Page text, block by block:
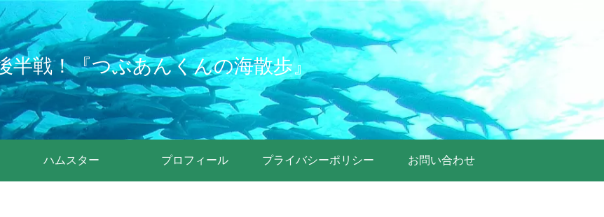
半戦！『つぶあんくんの海散歩』
ハムスター プロフィール プライバシーポリシー お問い合わせ